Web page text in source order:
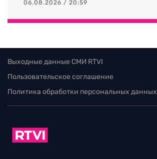
06.08.2026 / 20:59
Выходные данные СМИ RTVI
Пользовательское соглашение
Политика обработки персональных данных